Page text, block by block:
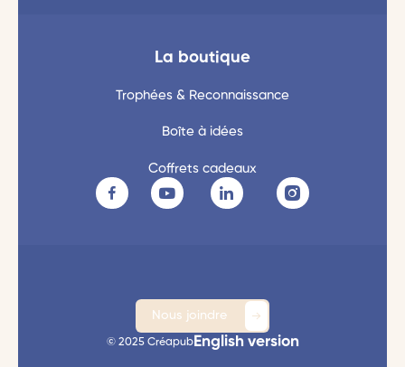
La boutique
Trophées & Reconnaissance
Boîte à idées
Coffrets cadeaux
Nous joindre
© 2025 CréapubEnglish version